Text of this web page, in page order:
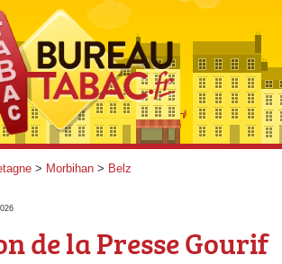
> Morbihan > Belz
de la Presse Gourif